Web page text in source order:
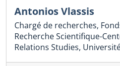
Antonios Vlassis
Chargé de recherches,
Recherche Scientifique-
Relations Studies,